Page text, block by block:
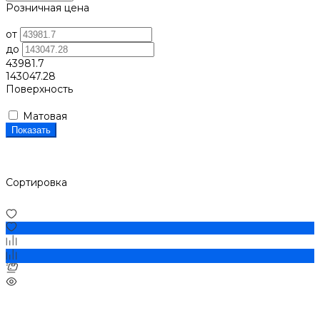
Розничная цена
от
до
43981.7
143047.28
Поверхность
Матовая
Показать
Сортировка